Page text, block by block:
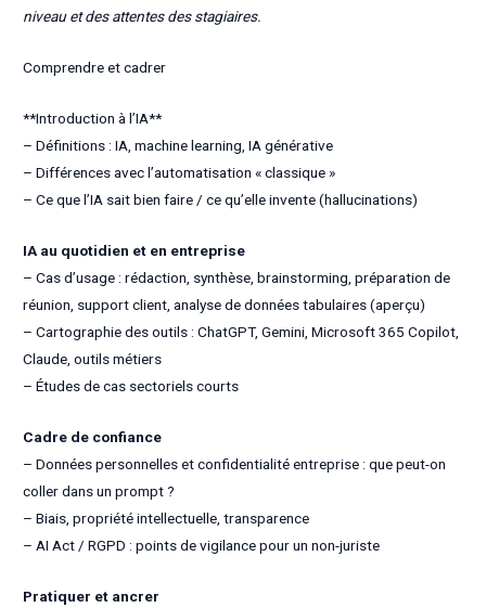
niveau et des attentes des stagiaires.
Comprendre et cadrer
**Introduction à l’IA**
– Définitions : IA, machine learning, IA générative
– Différences avec l’automatisation « classique »
– Ce que l’IA sait bien faire / ce qu’elle invente (hallucinations)
IA au quotidien et en entreprise
– Cas d’usage : rédaction, synthèse, brainstorming, préparation de
réunion, support client, analyse de données tabulaires (aperçu)
– Cartographie des outils : ChatGPT, Gemini, Microsoft 365 Copilot,
Claude, outils métiers
– Études de cas sectoriels courts
Cadre de confiance
– Données personnelles et confidentialité entreprise : que peut-on
coller dans un prompt ?
– Biais, propriété intellectuelle, transparence
– AI Act / RGPD : points de vigilance pour un non-juriste
Pratiquer et ancrer